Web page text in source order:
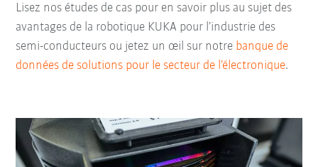
Lisez nos études de cas pour en savoir plus au sujet des
avantages de la robotique KUKA pour l’industrie des
semi-conducteurs ou jetez un œil sur notre banque de
données de solutions pour le secteur de l’électronique.